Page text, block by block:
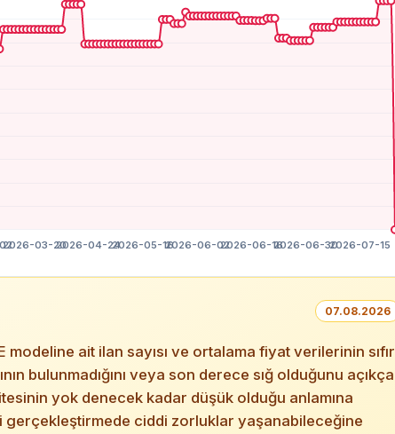
07.08.2026
modeline ait ilan sayısı ve ortalama fiyat verilerinin sıfır
bulunmadığını veya son derece sığ olduğunu açıkça
yok denecek kadar düşük olduğu anlamına
gerçekleştirmede ciddi zorluklar yaşanabileceğine